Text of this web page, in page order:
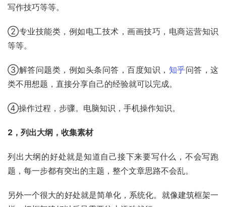
写作技巧等等。
②专业技能类，例如电工技术，画画技巧，电商运营知识
等等。
③解答问题类，例如头条问答，百度知识， 知乎问答，这
类不用想题，直接分享自己的经验就可以完成。
④操作过程，步骤。电脑知识，手机操作知识。
2，列出大纲，收集素材
列出大纲的好处就是知道自己接下来要写什么，不会写跑
题，每一步都有突出的主题，整个文章思路不会乱。
另外一个很大的好处就是简单化，系统化。就像建筑框架一